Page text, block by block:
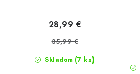
Skladom (7 ks)
28,99 €
35,99 €